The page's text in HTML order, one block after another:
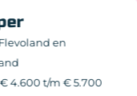
en
t/m € 5.700